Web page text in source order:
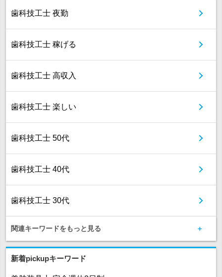
歯科技工士 夜勤
歯科技工士 稼げる
歯科技工士 高収入
歯科技工士 楽しい
歯科技工士 50代
歯科技工士 40代
歯科技工士 30代
関連キーワードをもっと見る
新着pickupキーワード